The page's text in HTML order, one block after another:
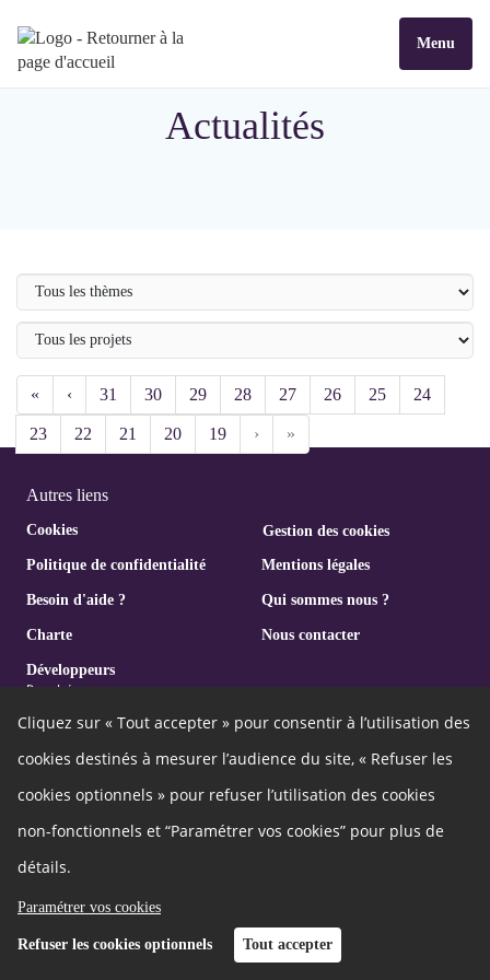
Menu
Actualités
Thème
Projet
participatif
« ‹ 31 30 29 28 27 26 25 24
23 22 21 20 19 › »
Cliquez sur « Tout accepter » pour consentir à l’utilisation des
cookies destinés à mesurer l’audience du site, « Refuser les
cookies optionnels » pour refuser l’utilisation des cookies
non-fonctionnels et “Paramétrer vos cookies” pour plus de
détails.
Paramétrer vos cookies
Refuser les cookies optionnels Tout accepter
Autres liens
Cookies Gestion des cookies
Politique de confidentialité Mentions légales
Besoin d'aide ? Qui sommes nous ?
Charte Nous contacter
Développeurs